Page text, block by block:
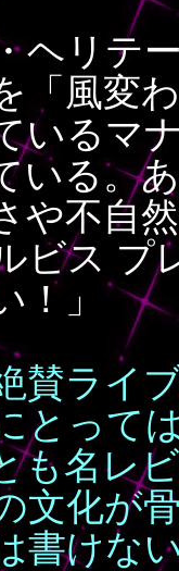
ヘリテ
「風変
いるマ
いる。
や不自
ビス プ
！」
賛ライ
とって
も名レ
文化が
書けな